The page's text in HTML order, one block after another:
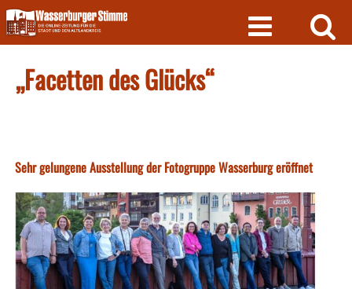
Skip
to
content
„Facetten des Glücks“
Sehr gelungene Ausstellung der Fotogruppe Wasserburg eröffnet